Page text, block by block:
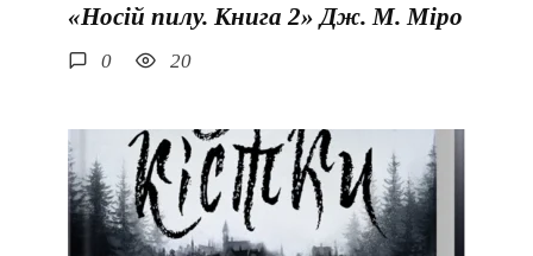
«Носій пилу. Книга 2» Дж. М. Міро
0 20